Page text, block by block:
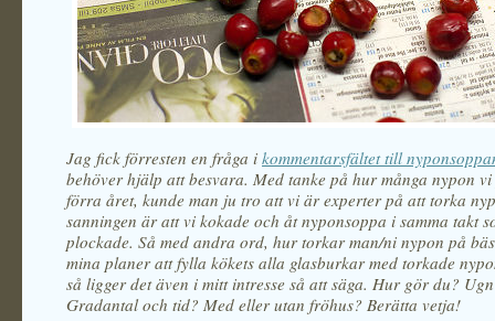
Jag fick förresten en fråga i kommentarsfältet till
behöver hjälp att besvara. Med tanke på hur många nypon
förra året, kunde man ju tro att vi är experter på att torka
sanningen är att vi kokade och åt nyponsoppa i samma takt
plockade. Så med andra ord, hur torkar man/ni nypon på
mina planer att fylla kökets alla glasburkar med torkade
så ligger det även i mitt intresse så att säga. Hur gör du?
Gradantal och tid? Med eller utan fröhus? Berätta vetja!